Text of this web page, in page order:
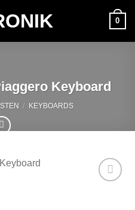
0
Keyboard
/ KEYBOARDS